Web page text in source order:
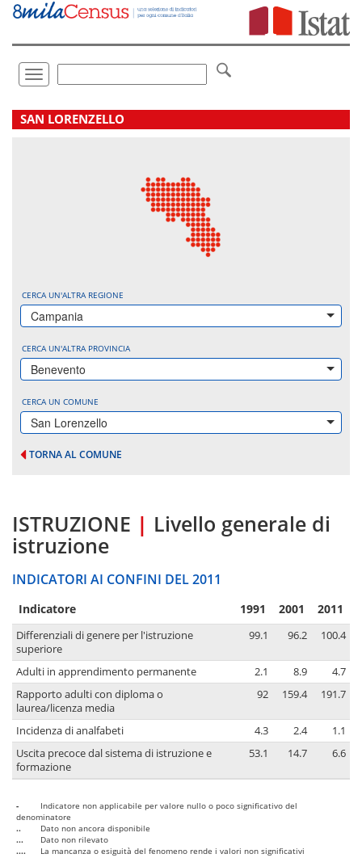
Vai
direttamente
Toggle
navigation
.
SAN LORENZELLO
CERCA UN'ALTRA REGIONE
Campania
CERCA UN'ALTRA PROVINCIA
Benevento
CERCA UN COMUNE
San Lorenzello
TORNA AL COMUNE
ISTRUZIONE | Livello generale di
istruzione
INDICATORI AI CONFINI DEL 2011
Indicatore 1991 2001 2011
Differenziali di genere per l'istruzione
superiore
99.1 96.2 100.4
Adulti in apprendimento permanente 2.1 8.9
4.7
Rapporto adulti con diploma o
laurea/licenza media
92 159.4 191.7
Incidenza di analfabeti 4.3 2.4
1.1
Uscita precoce dal sistema di istruzione e
formazione
53.1 14.7 6.6
-
Indicatore non applicabile per valore nullo o poco significativo del
denominatore
..
Dato non ancora disponibile
...
Dato non rilevato
....
La mancanza o esiguità del fenomeno rende i valori non significativi